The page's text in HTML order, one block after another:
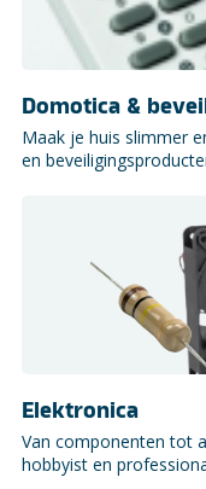
Domotica &
Maak je huis slimmer
en
Elektronica
Van componenten tot
hobbyist en